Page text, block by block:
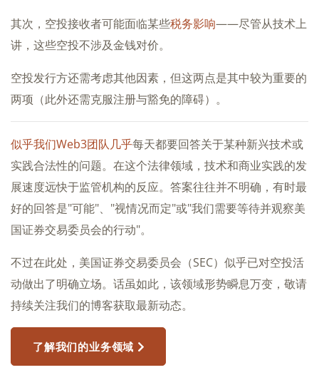
其次，空投接收者可能面临某些税务影响——尽管从技术上
讲，这些空投不涉及金钱对价。
空投发行方还需考虑其他因素，但这两点是其中较为重要的
两项（此外还需克服注册与豁免的障碍）。
似乎我们Web3团队几乎每天都要回答关于某种新兴技术或
实践合法性的问题。在这个法律领域，技术和商业实践的发
展速度远快于监管机构的反应。答案往往并不明确，有时最
好的回答是"可能"、"视情况而定"或"我们需要等待并观察美
国证券交易委员会的行动"。
不过在此处，美国证券交易委员会（SEC）似乎已对空投活
动做出了明确立场。话虽如此，该领域形势瞬息万变，敬请
持续关注我们的博客获取最新动态。
了解我们的业务领域